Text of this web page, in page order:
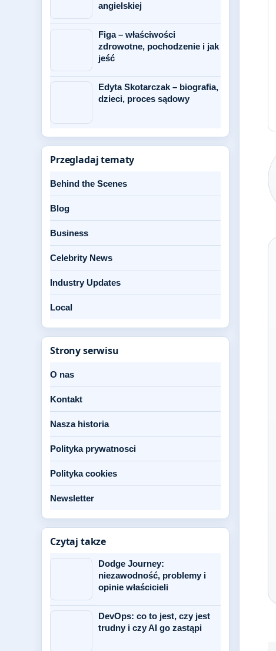
angielskiej
Figa – właściwości
zdrowotne, pochodzenie i jak
jeść
Edyta Skotarczak – biografia,
dzieci, proces sądowy
Przegladaj tematy
Behind the Scenes
Blog
Business
Celebrity News
Industry Updates
Local
Strony serwisu
O nas
Kontakt
Nasza historia
Polityka prywatnosci
Polityka cookies
Newsletter
Czytaj takze
Dodge Journey:
niezawodność, problemy i
opinie właścicieli
DevOps: co to jest, czy jest
trudny i czy AI go zastąpi